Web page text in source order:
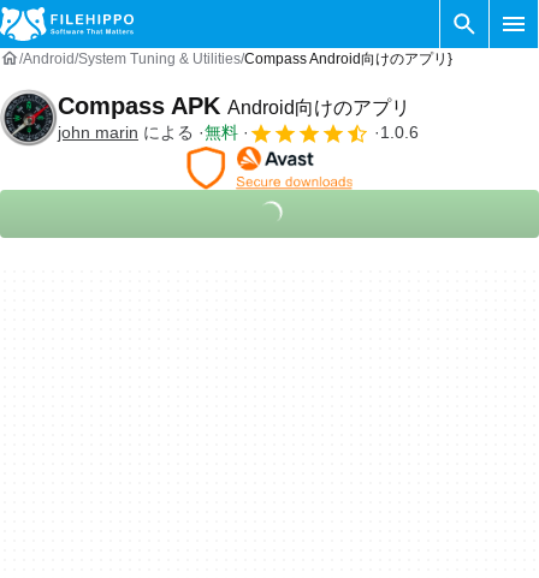
Android System Tuning & Utilities Compass Android向けのアプリ}
Compass APK Android向けのアプリ
john marin による 無料 1.0.6